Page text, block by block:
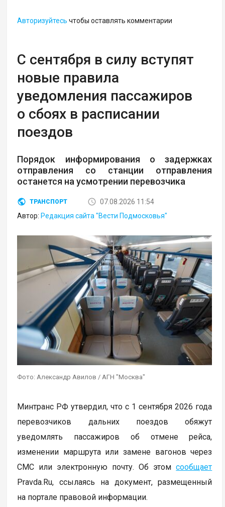
Авторизуйтесь чтобы оставлять комментарии
С сентября в силу вступят
новые правила
уведомления пассажиров
о сбоях в расписании
поездов
Порядок информирования о задержках
отправления со станции отправления
останется на усмотрении перевозчика
ТРАНСПОРТ
07.08.2026 11:54
Автор: Редакция сайта "Вести Подмосковья"
Фото: Александр Авилов / АГН "Москва"
Минтранс РФ утвердил, что с 1 сентября 2026 года
перевозчиков дальних поездов обяжут
уведомлять пассажиров об отмене рейса,
изменении маршрута или замене вагонов через
СМС или электронную почту. Об этомсообщает
Pravda.Ru, ссылаясь на документ, размещенный
на портале правовой информации.